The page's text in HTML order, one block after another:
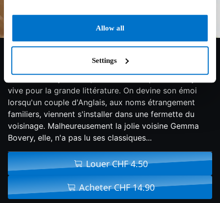
Allow all
Settings
6.2/10 2014 90 min Drame
Martin est boulanger dans un village normand. De ses
ambitions de jeunesse, il lui reste une passion toujours
vive pour la grande littérature. On devine son émoi
lorsqu'un couple d'Anglais, aux noms étrangement
familiers, viennent s'installer dans une fermette du
voisinage. Malheureusement la jolie voisine Gemma
Bovery, elle, n'a pas lu ses classiques...
Louer CHF 4.50
Acheter CHF 14.90